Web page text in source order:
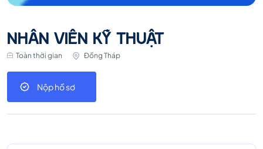
NHÂN VIÊN KỸ THUẬT
Toàn thời gian Đồng Tháp
Nộp hồ sơ